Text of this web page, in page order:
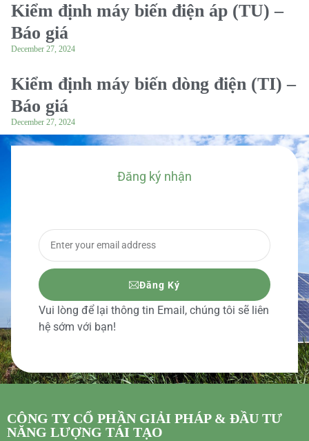
Kiểm định máy biến điện áp (TU) –
Báo giá
December 27, 2024
Kiểm định máy biến dòng điện (TI) –
Báo giá
December 27, 2024
Đăng ký nhận
Đăng Ký
Vui lòng để lại thông tin Email, chúng tôi sẽ liên
hệ sớm với bạn!
CÔNG TY CỔ PHẦN GIẢI PHÁP & ĐẦU TƯ
NĂNG LƯỢNG TÁI TẠO